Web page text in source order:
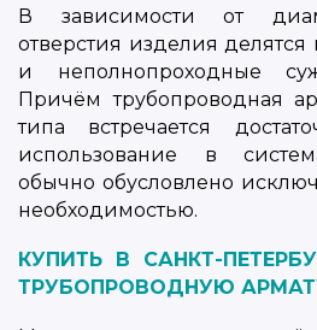
В зависимости от
отверстия изделия
и неполнопроходные
Причём трубопроводная
типа встречается
использование в
обычно обусловлено
необходимостью.
КУПИТЬ В САНКТ-
ТРУБОПРОВОДНУЮ